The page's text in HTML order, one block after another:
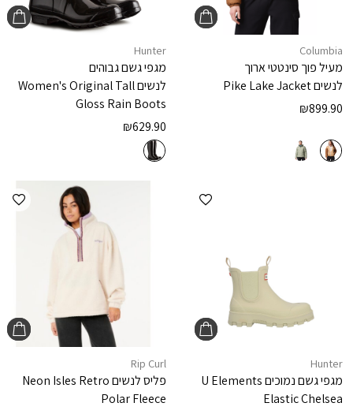
Columbia
מעיל פוך סינטטי ארוך
לנשיםPike Lake Jacket
₪899.90
Hunter
מגפי גשם גבוהים
לנשיםWomen's Original Tall
Gloss Rain Boots
₪629.90
הוספה למועדפים
Hunter
מגפי גשם נמוכיםU Elements
Elastic Chelsea
Rip Curl
פליס לנשיםNeon Isles Retro
Polar Fleece